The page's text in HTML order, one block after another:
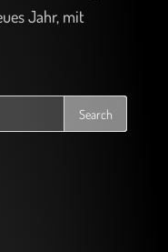
Jahr, mit